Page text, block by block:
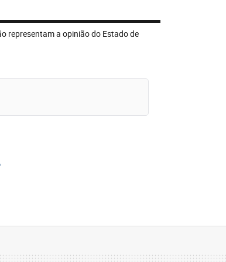
familiar – que conta com
por causas desconhecidas
familiar (SQF). A
característica a produção
nos alimentos e que, em
o organismo.
representam a opinião do Estado de